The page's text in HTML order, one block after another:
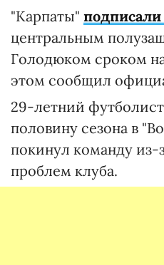
"Карпаты" подписали
центральным
Голодюком сроком
этом сообщил
29-летний
половину сезона в
покинул команду
проблем клуба.